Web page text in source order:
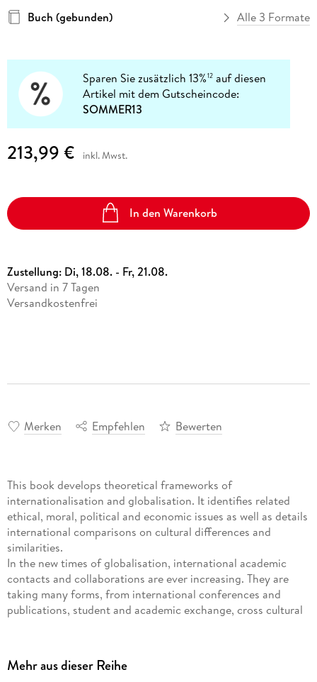
Buch (gebunden)
Alle 3 Formate
Sparen Sie zusätzlich 13%12 auf diesen
Artikel mit dem Gutscheincode:
SOMMER13
213,99 € inkl. Mwst.
In den Warenkorb
Zustellung: Di, 18.08. - Fr, 21.08.
Versand in 7 Tagen
Versandkostenfrei
Merken Empfehlen Bewerten
This book develops theoretical frameworks of
internationalisation and globalisation. It identifies related
ethical, moral, political and economic issues as well as details
international comparisons on cultural differences and
similarities.
In the new times of globalisation, international academic
contacts and collaborations are ever increasing. They are
taking many forms, from international conferences and
publications, student and academic exchange, cross cultural
life from teaching, research to service.
Mehr aus dieser Reihe